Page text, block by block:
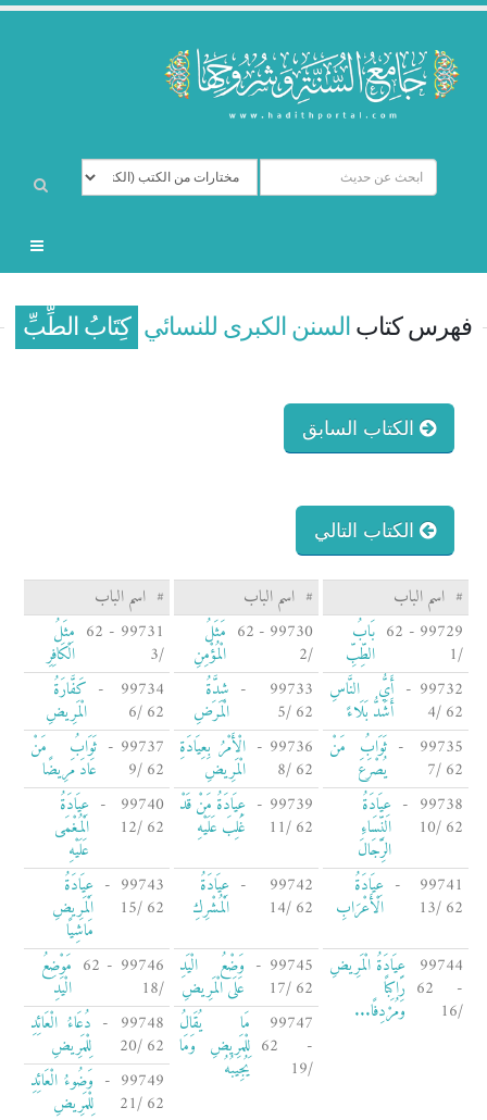
فهرس كتاب السنن الكبرى للنسائي كِتَابُ الطِّبِّ
الكتاب السابق
الكتاب التالي
# اسم الباب # اسم الباب # اسم الباب
99729 - 62
/1
بَابُ
الطِّبِّ
99730 - 62
/2
مَثَلُ
الْمُؤْمِنِ
99731 - 62
/3
مِثَلُ
الْكَافِرِ
99732 -
62 /4
أَيُّ النَّاسِ
أَشَدُّ بَلَاءً
99733 -
62 /5
شِدَّةُ
الْمَرَضِ
99734 -
62 /6
كَفَّارَةُ
الْمَرِيضِ
99735 -
62 /7
ثَوَابُ مَنْ
يُصْرَعَ
99736 -
62 /8
الْأَمْرُ بِعِيَادَةِ
الْمَرِيضِ
99737 -
62 /9
ثَوَابُ مَنْ
عَادَ مَرِيضًا
99738 -
62 /10
عِيَادَةُ
النِّسَاءِ
الرِّجَالَ
99739 -
62 /11
عِيَادَةُ مَنْ قَدْ
غُلِبَ عَلَيْهِ
99740 -
62 /12
عِيَادَةُ
الْمُغْمَى
عَلَيْهِ
99741 -
62 /13
عِيَادَةُ
الْأَعْرَابِ
99742 -
62 /14
عِيَادَةُ
الْمُشْرِكِ
99743 -
62 /15
عِيَادَةُ
الْمَرِيضِ
مَاشِيًا
99744
- 62
/16
عِيَادَةُ الْمَرِيضِ
رَاكِبًا
وَمُرْدِفًا...
99745 -
62 /17
وَضْعُ الْيَدِ
عَلَى الْمَرِيضِ
99746 - 62
/18
مَوْضِعُ
الْيَدِ
99747
- 62
/19
مَا يُقَالُ
لِلْمَرِيضِ وَمَا
يُجِيبُهُ
99748 -
62 /20
دُعَاءُ الْعَائِدِ
لِلْمَرِيضِ
99749 -
62 /21
وَضُوءُ الْعَائِدِ
لِلْمَرِيضِ